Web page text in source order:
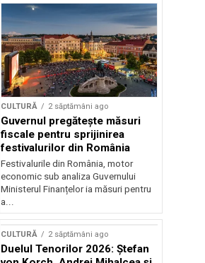
CULTURĂ 2 săptămâni ago
Guvernul pregătește măsuri
fiscale pentru sprijinirea
festivalurilor din România
Festivalurile din România, motor
economic sub analiza Guvernului
Ministerul Finanțelor ia măsuri pentru
a...
CULTURĂ 2 săptămâni ago
Duelul Tenorilor 2026: Ștefan